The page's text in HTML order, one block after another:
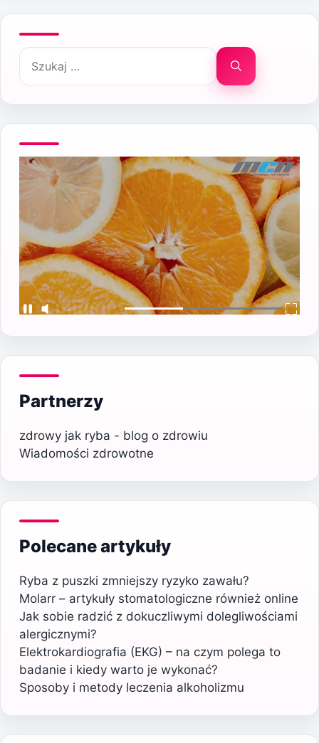
Szukaj:
Partnerzy
zdrowy jak ryba - blog o zdrowiu
Wiadomości zdrowotne
Polecane artykuły
Ryba z puszki zmniejszy ryzyko zawału?
Molarr – artykuły stomatologiczne również online
Jak sobie radzić z dokuczliwymi dolegliwościami
alergicznymi?
Elektrokardiografia (EKG) – na czym polega to
badanie i kiedy warto je wykonać?
Sposoby i metody leczenia alkoholizmu